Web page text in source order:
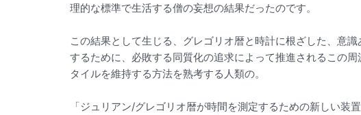
理的な標準で生活する僧の妄想の結果だったのです。
この結果として生じる、グレゴリオ暦と時計に根ざした、意
するために、必敗する同質化の追求によって推進されるこの
タイルを維持する方法を熟考する人類の。
「ジュリアン/グレゴリオ暦が時間を測定するための新しい